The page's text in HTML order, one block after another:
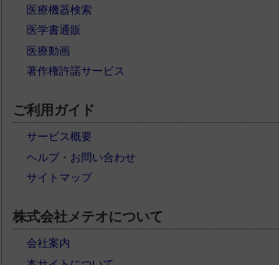
医療機器検索
医学書通販
医療動画
著作権許諾サービス
ご利用ガイド
サービス概要
ヘルプ・お問い合わせ
サイトマップ
株式会社メテオについて
会社案内